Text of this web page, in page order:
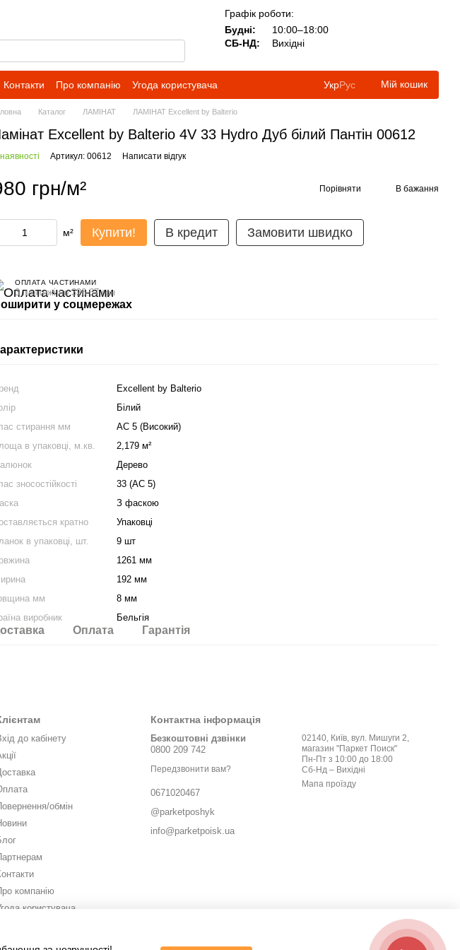
Графік роботи:
Будні:
10:00–18:00
СБ-НД:
Вихідні
Контакти Про компанію Угода користувача УкрРус Мій кошик
Каталог ЛАМІНАТ ЛАМІНАТ Excellent by Balterio
Excellent by Balterio 4V 33 Hydro Дуб білий Пантін 00612
Артикул: 00612 Написати відгук
грн/м² Порівняти В бажання
м² Купити! В кредит Замовити швидко
ОПЛАТА ЧАСТИНАМИ
3 платежі по 326.67 грн
у соцмережах
Excellent by Balterio
Білий
стирання мм
АС 5 (Високий)
в упаковці, м.кв.
2,179 м²
Дерево
зносостійкості
33 (АС 5)
З фаскою
кратно
Упаковці
в упаковці, шт.
9 шт
1261 мм
192 мм
мм
8 мм
виробник
Бельгія
Оплата Гарантія
до кабінету
обмін
компанію
користувача
Контактна інформація
Безкоштовні дзвінки
0800 209 742
Передзвонити вам?
0671020467
@parketposhyk
info@parketpoisk.ua
02140, Київ, вул. Мишуги 2,
магазин "Паркет Поиск"
Пн-Пт з 10:00 до 18:00
Сб-Нд – Вихідні
Мапа проїзду